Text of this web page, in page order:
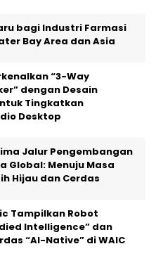
bagi Industri Farmasi
Bay Area dan Asia
“3-Way
dengan Desain
Tingkatkan
Desktop
Jalur Pengembangan
Global: Menuju Masa
Hijau dan Cerdas
Tampilkan Robot
Intelligence” dan
“AI-Native” di WAIC